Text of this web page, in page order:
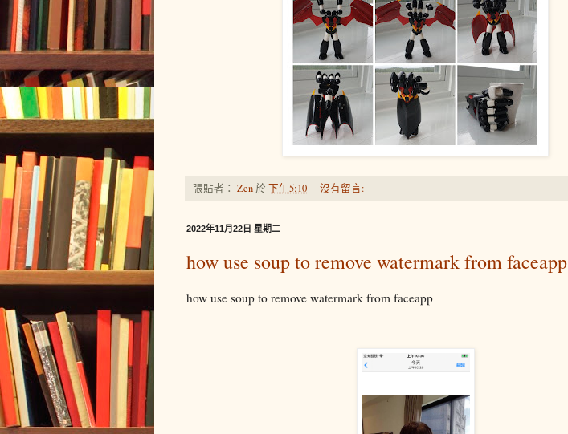
張貼者： Zen於 下午5:10 沒有留言:
2022年11月22日 星期二
how use soup to remove watermark from faceapp
how use soup to remove watermark from faceapp